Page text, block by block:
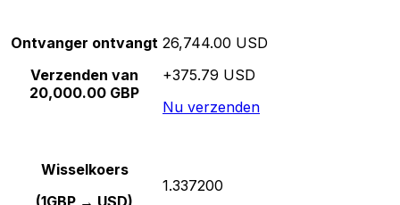
Ontvanger ontvangt
Verzenden van
20,000.00 GBP
26,744.00 USD
+375.79 USD
Nu verzenden
Wisselkoers
1.337200